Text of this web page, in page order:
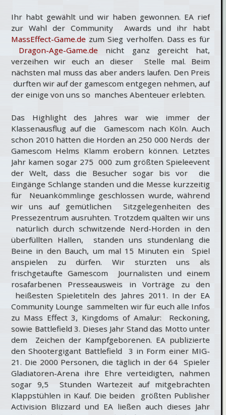
Ihr habt gewählt und wir haben gewonnen. EA rief
zur Wahl der Community Awards und ihr habt
MassEffect-Game.de zum Sieg verholfen. Dass es für
Dragon-Age-Game.de nicht ganz gereicht hat,
verzeihen wir euch an dieser Stelle mal. Beim
nächsten mal muss das aber anders laufen. Den Preis
durften wir auf der gamescom entgegen nehmen, auf
der einige von uns so manches Abenteuer erlebten.
Das Highlight des Jahres war wie immer der
Klassenausflug auf die Gamescom nach Köln. Auch
schon 2010 hätten die Horden an 250 000 Nerds der
Gamescom Helms Klamm erobern können. Letztes
Jahr kamen sogar 275 000 zum größten Spieleevent
der Welt, dass die Besucher sogar bis vor die
Eingänge Schlange standen und die Messe kurzzeitig
für Neuankömmlinge geschlossen wurde, während
wir uns auf gemütlichen Sitzgelegenheiten des
Pressezentrum ausruhten. Trotzdem quälten wir uns
natürlich durch schwitzende Nerd-Horden in den
überfüllten Hallen, standen uns stundenlang die
Beine in den Bauch, um mal 15 Minuten ein Spiel
anspielen zu dürfen. Wir stürzten uns als
frischgetaufte Gamescom Journalisten und einem
rosafarbenen Presseausweis in Vorträge zu den
heißesten Spieletiteln des Jahres 2011. In der EA
Community Lounge sammelten wir für euch alle Infos
zu Mass Effect 3, Kingdoms of Amalur: Reckoning,
sowie Battlefield 3. Dieses Jahr Stand das Motto unter
dem Zeichen der Kampfgeborenen. EA publizierte
den Shootergigant Battlefield 3 in Form einer MIG-
21. Die 2000 Personen, die täglich in der 64 Spieler
Gladiatoren-Arena ihre Ehre verteidigten, nahmen
sogar 9,5 Stunden Wartezeit auf mitgebrachten
Klappstühlen in Kauf. Die beiden größten Publisher
Activision Blizzard und EA ließen auch dieses Jahr